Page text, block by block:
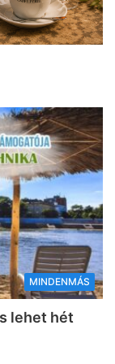
MINDENMÁS
lehet hét